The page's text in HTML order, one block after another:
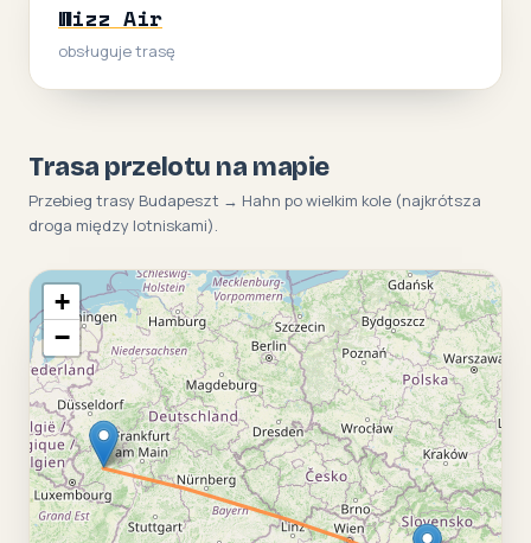
Wizz Air
obsługuje trasę
Trasa przelotu na mapie
Przebieg trasy Budapeszt → Hahn po wielkim kole (najkrótsza
droga między lotniskami).
+
−